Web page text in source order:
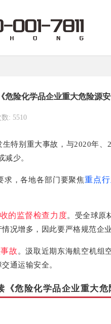
危险化学品企业重大危险源
: 5510
特别重大事故，与2020年
减少。
求，各地各部门要聚焦重点
的监督检查力 度。受全球原
况增多，因此要严格规范企
故 。汲取近期东海航空机组
通运输安全。
《危险化学品企业重大